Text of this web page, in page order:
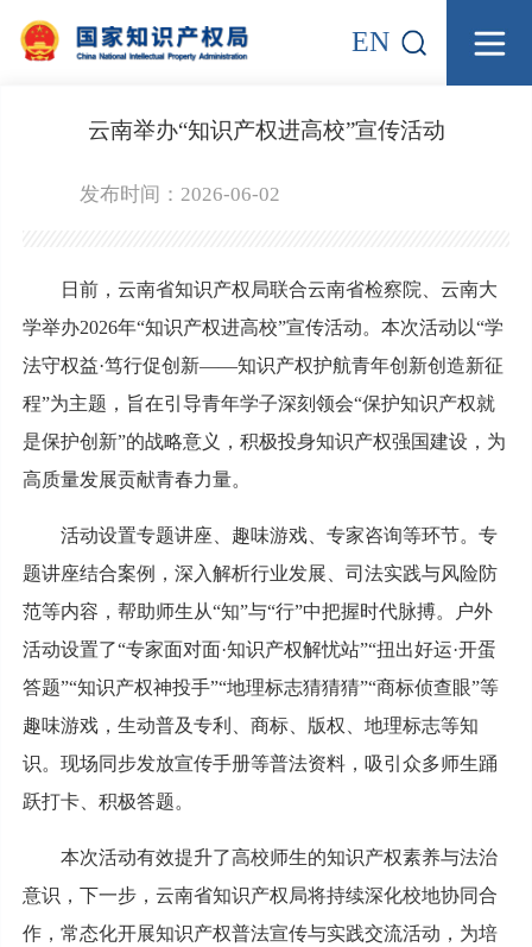
EN
云南举办“知识产权进高校”宣传活动
发布时间：2026-06-02
日前，云南省知识产权局联合云南省检察院、云南大
学举办2026年“知识产权进高校”宣传活动。本次活动以“学
法守权益·笃行促创新——知识产权护航青年创新创造新征
程”为主题，旨在引导青年学子深刻领会“保护知识产权就
是保护创新”的战略意义，积极投身知识产权强国建设，为
高质量发展贡献青春力量。
活动设置专题讲座、趣味游戏、专家咨询等环节。专
题讲座结合案例，深入解析行业发展、司法实践与风险防
范等内容，帮助师生从“知”与“行”中把握时代脉搏。户外
活动设置了“专家面对面·知识产权解忧站”“扭出好运·开蛋
答题”“知识产权神投手”“地理标志猜猜猜”“商标侦查眼”等
趣味游戏，生动普及专利、商标、版权、地理标志等知
识。现场同步发放宣传手册等普法资料，吸引众多师生踊
跃打卡、积极答题。
本次活动有效提升了高校师生的知识产权素养与法治
意识，下一步，云南省知识产权局将持续深化校地协同合
作，常态化开展知识产权普法宣传与实践交流活动，为培